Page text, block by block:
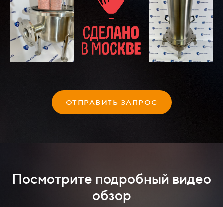
ОТПРАВИТЬ ЗАПРОС
Посмотрите подробный видео
обзор